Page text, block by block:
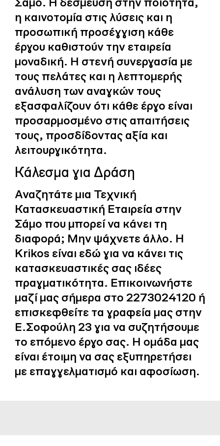
η καινοτομία στις λύσεις και η
προσωπική προσέγγιση κάθε
έργου καθιστούν την εταιρεία
μοναδική. Η στενή συνεργασία με
τους πελάτες και η λεπτομερής
ανάλυση των αναγκών τους
εξασφαλίζουν ότι κάθε έργο είναι
προσαρμοσμένο στις απαιτήσεις
τους, προσδίδοντας αξία και
λειτουργικότητα.
Κάλεσμα για Δράση
Αναζητάτε μια Τεχνική
Κατασκευαστική Εταιρεία στην
Σάμο που μπορεί να κάνει τη
διαφορά; Μην ψάχνετε άλλο. Η
Krikos είναι εδώ για να κάνει τις
κατασκευαστικές σας ιδέες
πραγματικότητα. Επικοινωνήστε
μαζί μας σήμερα στο 2273024120 ή
επισκεφθείτε τα γραφεία μας στην
Ε.Σοφούλη 23 για να συζητήσουμε
το επόμενο έργο σας. Η ομάδα μας
είναι έτοιμη να σας εξυπηρετήσει
με επαγγελματισμό και αφοσίωση.